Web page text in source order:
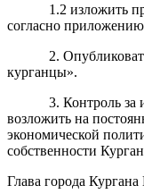
1.2 изложить
согласно
2.
курганцы».
3. Контроль за
возложить на
экономической
собственности
Глава города